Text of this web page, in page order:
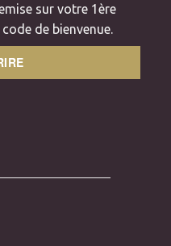
sur votre 1ère
de bienvenue.